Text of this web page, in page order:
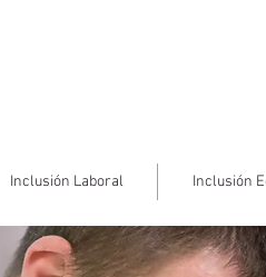
Inclusión Laboral Inclusión